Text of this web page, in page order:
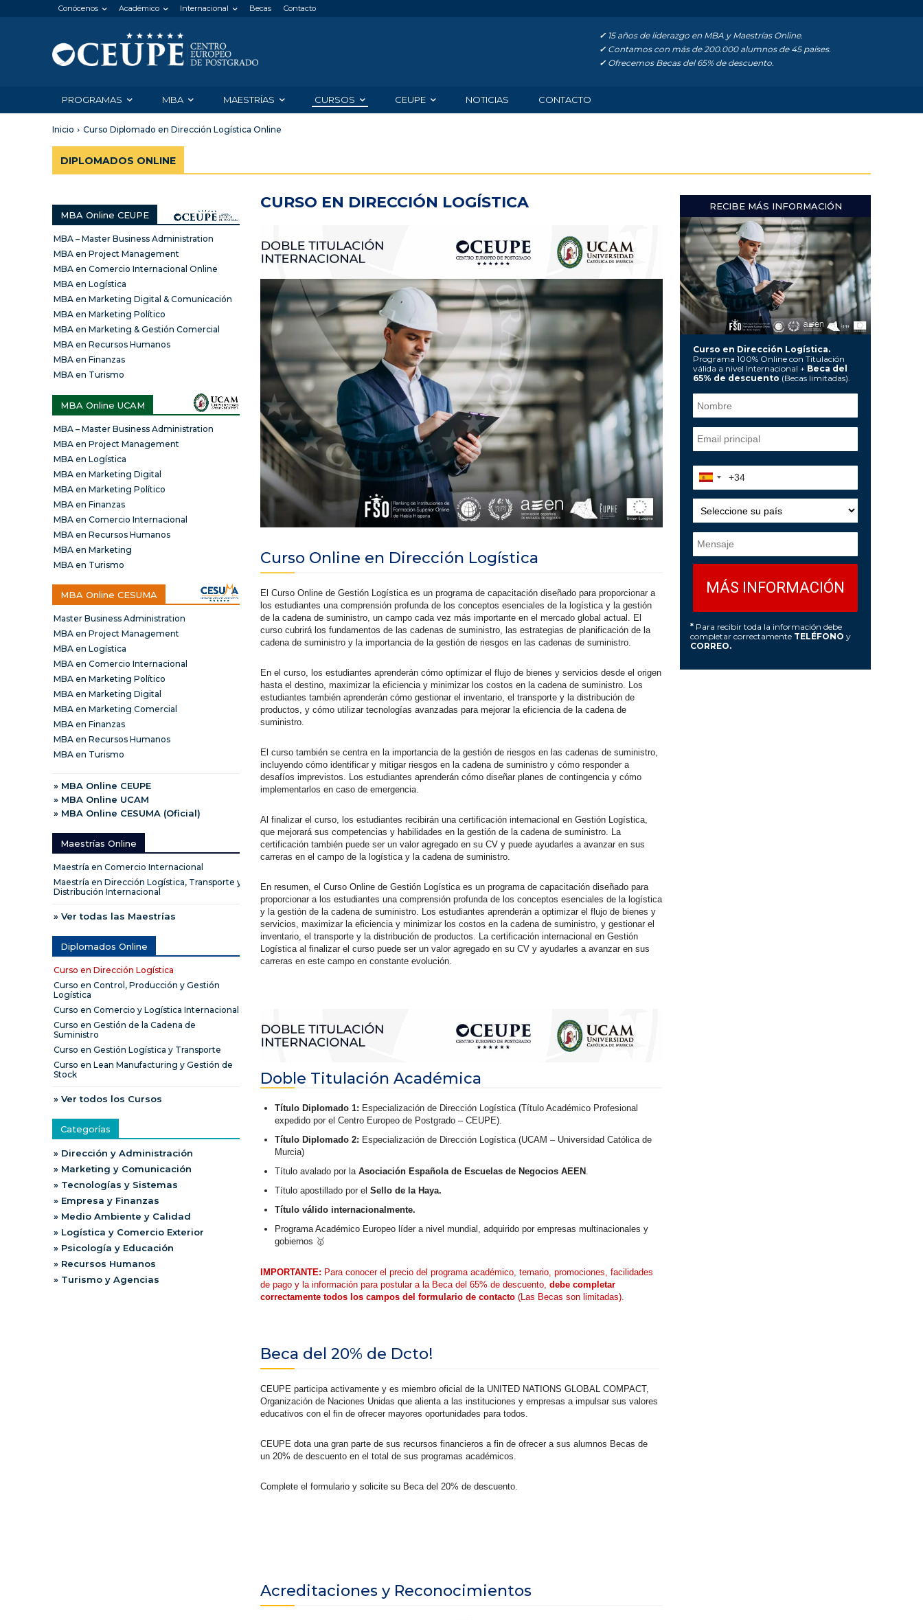
Conócenos Académico Internacional Becas Contacto
✓15 años de liderazgo en MBA y Maestrías Online.
✓Contamos con más de 200.000 alumnos de 45 países.
✓Ofrecemos Becas del 65% de descuento.
PROGRAMAS MBA MAESTRÍAS CURSOS CEUPE NOTICIAS CONTACTO
Inicio Curso Diplomado en Dirección Logística Online
DIPLOMADOS ONLINE
MBA Online CEUPE
MBA – Master Business Administration
MBA en Project Management
MBA en Comercio Internacional Online
MBA en Logística
MBA en Marketing Digital & Comunicación
MBA en Marketing Político
MBA en Marketing & Gestión Comercial
MBA en Recursos Humanos
MBA en Finanzas
MBA en Turismo
MBA Online UCAM
MBA – Master Business Administration
MBA en Project Management
MBA en Logística
MBA en Marketing Digital
MBA en Marketing Político
MBA en Finanzas
MBA en Comercio Internacional
MBA en Recursos Humanos
MBA en Marketing
MBA en Turismo
MBA Online CESUMA
Master Business Administration
MBA en Project Management
MBA en Logística
MBA en Comercio Internacional
MBA en Marketing Político
MBA en Marketing Digital
MBA en Marketing Comercial
MBA en Finanzas
MBA en Recursos Humanos
MBA en Turismo
» MBA Online CEUPE
» MBA Online UCAM
» MBA Online CESUMA (Oficial)
Maestrías Online
Maestría en Comercio Internacional
Maestría en Dirección Logística, Transporte y
Distribución Internacional
» Ver todas las Maestrías
Diplomados Online
Curso en Dirección Logística
Curso en Control, Producción y Gestión
Logística
Curso en Comercio y Logística Internacional
Curso en Gestión de la Cadena de
Suministro
Curso en Gestión Logística y Transporte
Curso en Lean Manufacturing y Gestión de
Stock
» Ver todos los Cursos
Categorías
» Dirección y Administración
» Marketing y Comunicación
» Tecnologías y Sistemas
» Empresa y Finanzas
» Medio Ambiente y Calidad
» Logística y Comercio Exterior
» Psicología y Educación
» Recursos Humanos
» Turismo y Agencias
CURSO EN DIRECCIÓN LOGÍSTICA
Curso Online en Dirección Logística
El Curso Online de Gestión Logística es un programa de capacitación diseñado para proporcionar a
los estudiantes una comprensión profunda de los conceptos esenciales de la logística y la gestión
de la cadena de suministro, un campo cada vez más importante en el mercado global actual. El
curso cubrirá los fundamentos de las cadenas de suministro, las estrategias de planificación de la
cadena de suministro y la importancia de la gestión de riesgos en las cadenas de suministro.
En el curso, los estudiantes aprenderán cómo optimizar el flujo de bienes y servicios desde el origen
hasta el destino, maximizar la eficiencia y minimizar los costos en la cadena de suministro. Los
estudiantes también aprenderán cómo gestionar el inventario, el transporte y la distribución de
productos, y cómo utilizar tecnologías avanzadas para mejorar la eficiencia de la cadena de
suministro.
El curso también se centra en la importancia de la gestión de riesgos en las cadenas de suministro,
incluyendo cómo identificar y mitigar riesgos en la cadena de suministro y cómo responder a
desafíos imprevistos. Los estudiantes aprenderán cómo diseñar planes de contingencia y cómo
implementarlos en caso de emergencia.
Al finalizar el curso, los estudiantes recibirán una certificación internacional en Gestión Logística,
que mejorará sus competencias y habilidades en la gestión de la cadena de suministro. La
certificación también puede ser un valor agregado en su CV y puede ayudarles a avanzar en sus
carreras en el campo de la logística y la cadena de suministro.
En resumen, el Curso Online de Gestión Logística es un programa de capacitación diseñado para
proporcionar a los estudiantes una comprensión profunda de los conceptos esenciales de la logística
y la gestión de la cadena de suministro. Los estudiantes aprenderán a optimizar el flujo de bienes y
servicios, maximizar la eficiencia y minimizar los costos en la cadena de suministro, y gestionar el
inventario, el transporte y la distribución de productos. La certificación internacional en Gestión
Logística al finalizar el curso puede ser un valor agregado en su CV y ayudarles a avanzar en sus
carreras en este campo en constante evolución.
Doble Titulación Académica
Título Diplomado 1: Especialización de Dirección Logística (Título Académico Profesional
expedido por el Centro Europeo de Postgrado – CEUPE).
Título Diplomado 2: Especialización de Dirección Logística (UCAM – Universidad Católica de
Murcia)
Título avalado por la Asociación Española de Escuelas de Negocios AEEN .
Título apostillado por el Sello de la Haya.
Título válido internacionalmente.
Programa Académico Europeo líder a nivel mundial, adquirido por empresas multinacionales y
gobiernos 🥇
IMPORTANTE: Para conocer el precio del programa académico, temario, promociones, facilidades
de pago y la información para postular a la Beca del 65% de descuento, debe completar
correctamente todos los campos del formulario de contacto (Las Becas son limitadas).
Beca del 20% de Dcto!
CEUPE participa activamente y es miembro oficial de la UNITED NATIONS GLOBAL COMPACT,
Organización de Naciones Unidas que alienta a las instituciones y empresas a impulsar sus valores
educativos con el fin de ofrecer mayores oportunidades para todos.
CEUPE dota una gran parte de sus recursos financieros a fin de ofrecer a sus alumnos Becas de
un 20% de descuento en el total de sus programas académicos.
Complete el formulario y solicite su Beca del 20% de descuento.
Acreditaciones y Reconocimientos
RECIBE MÁS INFORMACIÓN
Curso en Dirección Logística.
Programa 100% Online con Titulación
válida a nivel Internacional + Beca del
65% de descuento (Becas limitadas).
* Para recibir toda la información debe
completar correctamente TELÉFONO y
CORREO.